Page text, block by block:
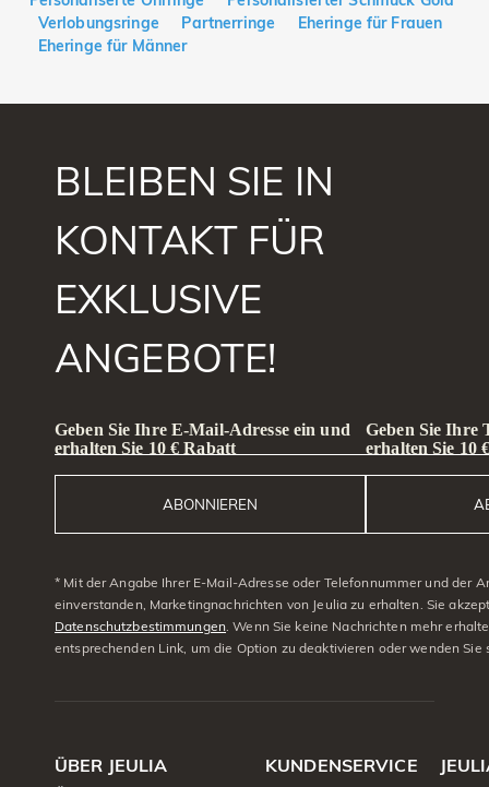
Verlobungsringe
Partnerringe
Eheringe für Frauen
Eheringe für Männer
BLEIBEN SIE IN
KONTAKT FÜR
EXKLUSIVE
ANGEBOTE!
Geben Sie Ihre E-Mail-Adresse ein und
erhalten Sie 10 € Rabatt
ABONNIEREN
Geben Sie Ihre
erhalten Sie 10
* Mit der Angabe Ihrer E-Mail-Adresse oder Telefonnummer und der
einverstanden, Marketingnachrichten von Jeulia zu erhalten. Sie
Datenschutzbestimmungen. Wenn Sie keine Nachrichten mehr
entsprechenden Link, um die Option zu deaktivieren oder wenden Sie
ÜBER JEULIA KUNDENSERVICE